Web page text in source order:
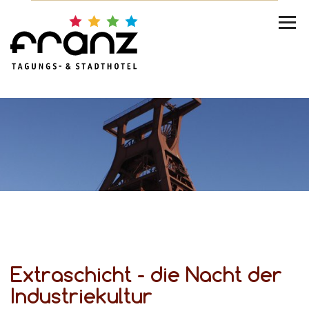
Ex­tra­schicht - die Nacht der
In­dus­trie­kul­tur